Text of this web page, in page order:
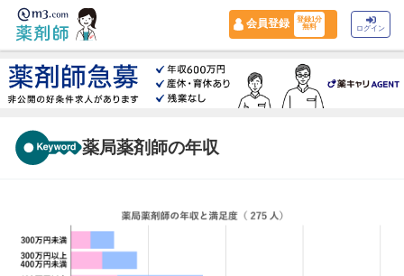
会員登録
登録1分
無料
ログイン
薬局薬剤師の年収